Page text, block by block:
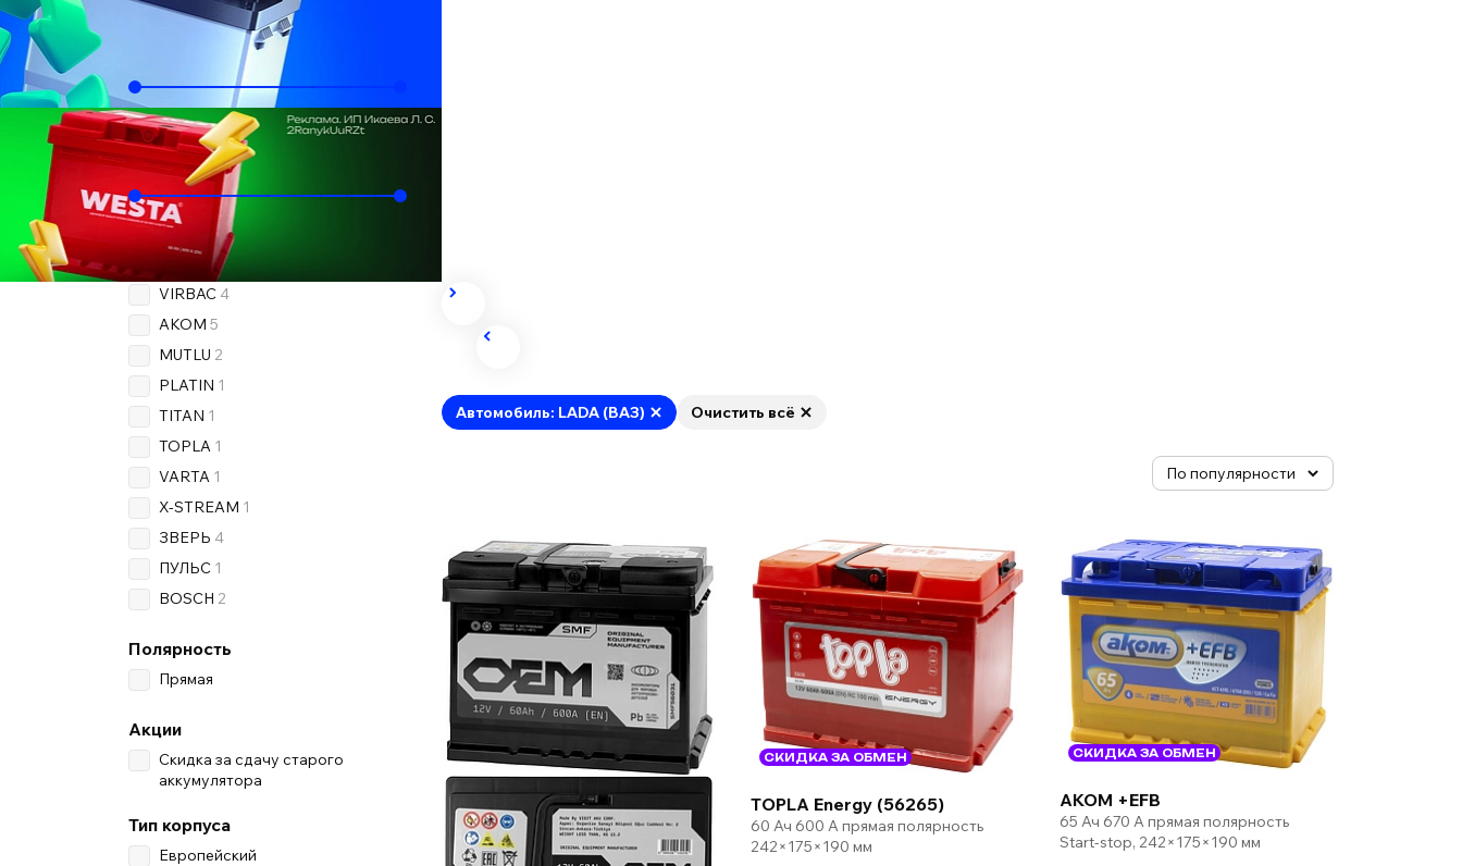
Ёмкость, Ач
Пусковой ток, А
500
Бренд
OEM1
VIRBAC 4
AKOM 5
MUTLU 2
PLATIN 1
TITAN 1
TOPLA 1
VARTA 1
X-STREAM 1
ЗВЕРЬ 4
ПУЛЬС 1
BOSCH 2
Полярность
Прямая
Акции
Скидка за сдачу старого
аккумулятора
Тип корпуса
Европейский
Автомобиль: LADA (ВАЗ) Очистить всё
СКИДКА ЗА ОБМЕН
TOPLA Energy (56265)
60 Ач 600 А прямая полярность
242×175×190 мм
СКИДКА ЗА ОБМЕН
AKOM +EFB
65 Ач 670 А прямая полярность
Start-stop, 242×175×190 мм